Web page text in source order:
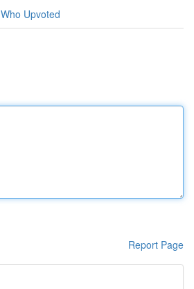
Who Upvoted
Report Page